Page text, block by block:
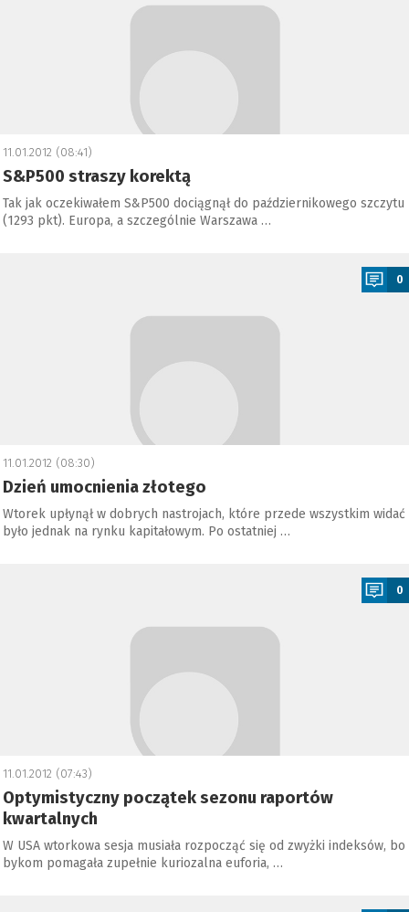
11.01.2012 (08:41)
S&P500 straszy korektą
Tak jak oczekiwałem S&P500 dociągnął do październikowego szczytu
(1293 pkt). Europa, a szczególnie Warszawa …
0
11.01.2012 (08:30)
Dzień umocnienia złotego
Wtorek upłynął w dobrych nastrojach, które przede wszystkim widać
było jednak na rynku kapitałowym. Po ostatniej …
0
11.01.2012 (07:43)
Optymistyczny początek sezonu raportów
kwartalnych
W USA wtorkowa sesja musiała rozpocząć się od zwyżki indeksów, bo
bykom pomagała zupełnie kuriozalna euforia, …